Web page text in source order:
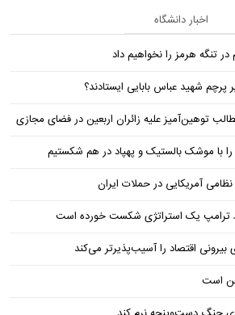
اخبار دانشگاه
تنگه هرمز را نخواهیم داد
شهید عباس بابایی ایستادند؟
توهین‌آمیز علیه زائران اربعین در فضای مجازی
با موشک بالستیک و پهپاد در هم شکستیم
ترامپ یک استراتژی شکست خورده است
اقتصاد را آسیب‌پذیرتر می‌کند
است